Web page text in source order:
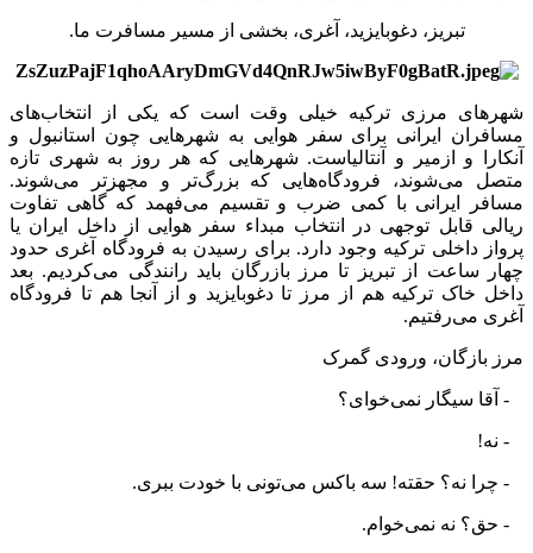
تبریز، دغوبایزید، آغری، بخشی از مسیر مسافرت ما.
شهرهای مرزی ترکیه خیلی وقت است که یکی از انتخاب‌های
مسافران ایرانی برای سفر هوایی به شهرهایی چون استانبول و
آنکارا و ازمیر و آنتالیاست. شهرهایی که هر روز به شهری تازه
متصل می‌شوند، فرودگاه‌هایی که بزرگ‌تر و مجهزتر می‌شوند.
مسافر ایرانی با کمی ضرب و تقسیم می‌فهمد که گاهی تفاوت
ریالی قابل توجهی در انتخاب مبداء سفر هوایی از داخل ایران یا
پرواز داخلی ترکیه وجود دارد. برای رسیدن به فرودگاه آغری حدود
چهار ساعت از تبریز تا مرز بازرگان باید رانندگی می‌کردیم. بعد
داخل خاک ترکیه هم از مرز تا دغوبایزید و از آنجا هم تا فرودگاه
آغری می‌رفتیم.
مرز بازگان، ورودی گمرک
- آقا سیگار نمی‌خوای؟
- نه!
- چرا نه؟ حقته! سه باکس می‌تونی با خودت ببری.
- حق؟ نه نمی‌خوام.